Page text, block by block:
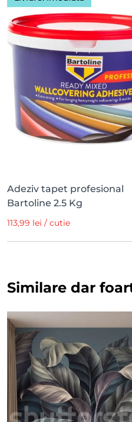
Adeziv tapet profesional
Bartoline 2.5 Kg
113,99 lei / cutie
Similare dar